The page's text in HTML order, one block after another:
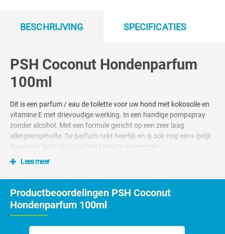
BESCHRIJVING SPECIFICATIES
PSH Coconut Hondenparfum
100ml
Dit is een parfum / eau de toilette voor uw hond met kokosolie en
vitamine E met drievoudige werking. In een handige pompspray
zonder alcohol. Met een formule gericht op een zeer laag
allergeengehalte. De parfum ruikt heerlijk en is ook nog eens gelijk
klaar voor gebruik om je hond mee te verwennen.
Voordelen
Antioxidant
Heerlijke kokosgeur
Zonbeschermer
Lees meer
Productbeoordelingen PSH Coconut
Hondenparfum 100ml